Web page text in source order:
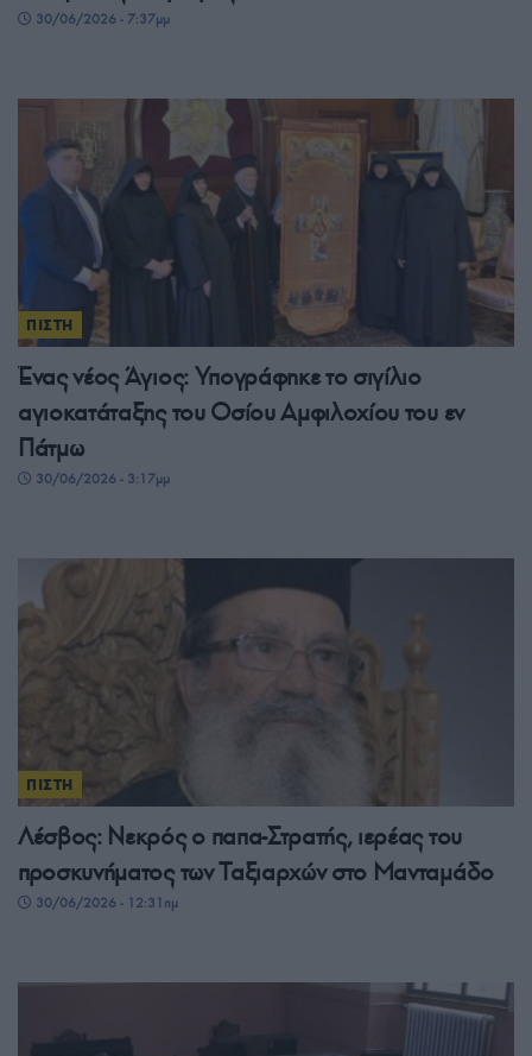
30/06/2026 - 7:37μμ
ΠΙΣΤΗ
Ένας νέος Άγιος: Υπογράφηκε το σιγίλιο
αγιοκατάταξης του Οσίου Αμφιλοχίου του εν
Πάτμω
30/06/2026 - 3:17μμ
ΠΙΣΤΗ
Λέσβος: Νεκρός ο παπα-Στρατής, ιερέας του
προσκυνήματος των Ταξιαρχών στο Μανταμάδο
30/06/2026 - 12:31πμ